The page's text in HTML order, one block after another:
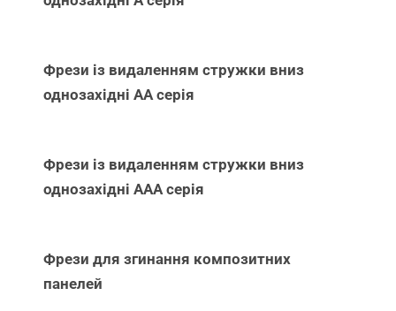
Фрези із видаленням стружки вниз
однозахідні АА серія
Фрези із видаленням стружки вниз
однозахідні ААА серія
Фрези для згинання композитних
панелей